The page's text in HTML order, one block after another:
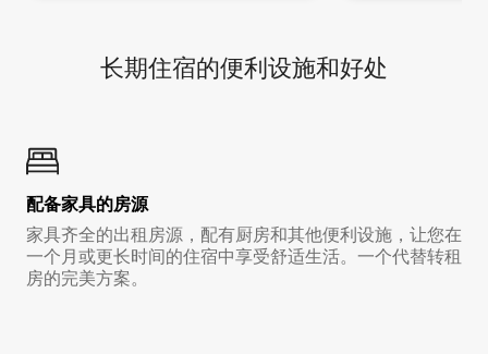
长期住宿的便利设施和好处
配备家具的房源
家具齐全的出租房源，配有厨房和其他便利设施，让您在
一个月或更长时间的住宿中享受舒适生活。一个代替转租
房的完美方案。